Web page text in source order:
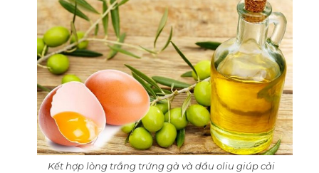
Kết hợp lòng trắng trứng gà và dầu oliu giúp cải